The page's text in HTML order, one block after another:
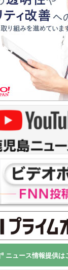
ニュース情報提供は